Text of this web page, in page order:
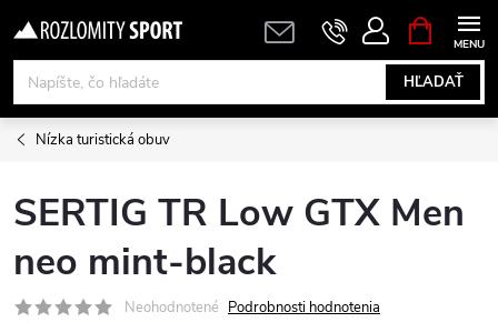
na
obsah
HĽADAŤ
KOŠÍK
Nízka turistická obuv
SERTIG TR Low GTX Men
neo mint-black
Neohodnotené Podrobnosti hodnotenia